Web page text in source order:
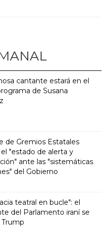
cantante estará en el
de Susana
de Gremios Estatales
"estado de alerta y
ante las "sistemáticas
del Gobierno
teatral en bucle": el
del Parlamento iraní se
Trump